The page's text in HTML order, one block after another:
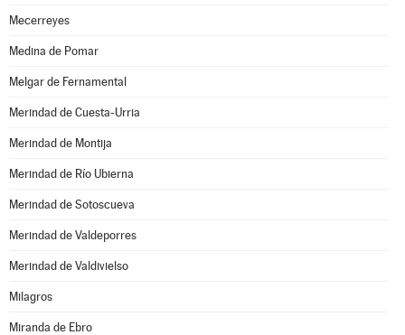
Mecerreyes
Medina de Pomar
Melgar de Fernamental
Merindad de Cuesta-Urria
Merindad de Montija
Merindad de Río Ubierna
Merindad de Sotoscueva
Merindad de Valdeporres
Merindad de Valdivielso
Milagros
Miranda de Ebro